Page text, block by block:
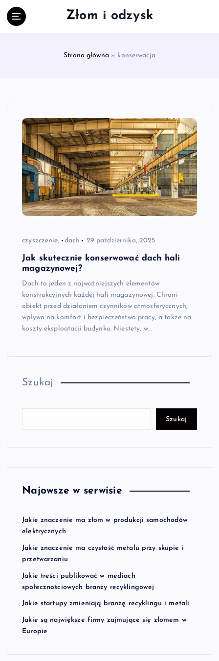
Złom i odzysk
Strona główna» konserwacja
czyszczenie, dach 29 października, 2025
Jak skutecznie konserwować dach hali
magazynowej?
Dach to jeden z najważniejszych elementów
konstrukcyjnych każdej hali magazynowej. Chroni
obiekt przed działaniem czynników atmosferycznych,
wpływa na komfort i bezpieczeństwo pracy, a także na
koszty eksploatacji budynku. Niestety, w…
Szukaj
Szukaj
Najowsze w serwisie
Jakie znaczenie ma złom w produkcji samochodów
elektrycznych
Jakie znaczenie ma czystość metalu przy skupie i
przetwarzaniu
Jakie treści publikować w mediach
społecznościowych branży recyklingowej
Jakie startupy zmieniają branżę recyklingu i metali
Jakie są największe firmy zajmujące się złomem w
Europie